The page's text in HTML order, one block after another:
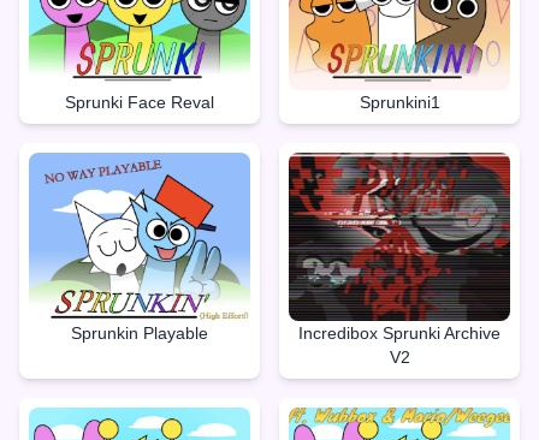
Sprunki Face Reval Sprunkini1
Sprunkin Playable
Incredibox Sprunki Archive
V2